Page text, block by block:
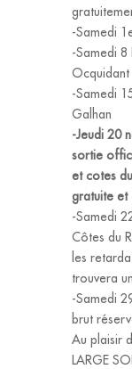
-Samedi
-Samedi 8
Ocquidant
-Samedi
Galhan
-Jeudi 20
sortie
et cotes
gratuite et
-Samedi
Côtes du
les
trouvera
-Samedi
brut
Au plaisir
LARGE